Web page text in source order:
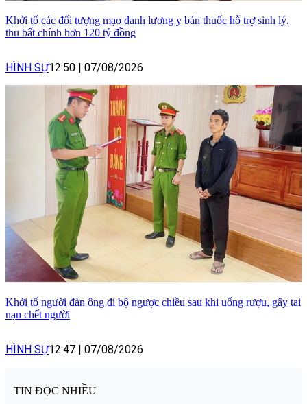
Khởi tố các đối tượng mạo danh lương y bán thuốc hỗ trợ sinh lý,
thu bất chính hơn 120 tỷ đồng
HÌNH SỰ12:50 | 07/08/2026
Khởi tố người đàn ông đi bộ ngược chiều sau khi uống rượu, gây tai
nạn chết người
HÌNH SỰ12:47 | 07/08/2026
TIN ĐỌC NHIỀU